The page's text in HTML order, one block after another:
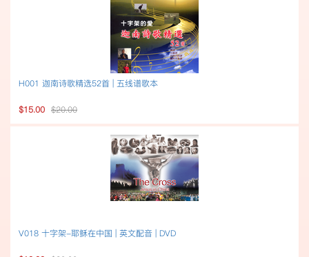
H001 迦南诗歌精选52首 | 五线谱歌本
$15.00 $20.00
V018 十字架-耶稣在中国 | 英文配音 | DVD